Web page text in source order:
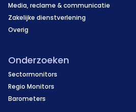
Media, reclame & communicatie
Zakelijke dienstverlening
Overig
Onderzoeken
Sectormonitors
Regio Monitors
Barometers